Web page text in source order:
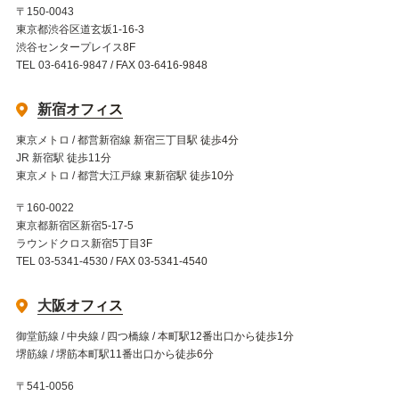
〒150-0043
東京都渋谷区道玄坂1-16-3
渋谷センタープレイス8F
TEL 03-6416-9847 / FAX 03-6416-9848
新宿オフィス
東京メトロ / 都営新宿線 新宿三丁目駅 徒歩4分
JR 新宿駅 徒歩11分
東京メトロ / 都営大江戸線 東新宿駅 徒歩10分
〒160-0022
東京都新宿区新宿5-17-5
ラウンドクロス新宿5丁目3F
TEL 03-5341-4530 / FAX 03-5341-4540
大阪オフィス
御堂筋線 / 中央線 / 四つ橋線 / 本町駅12番出口から徒歩1分
堺筋線 / 堺筋本町駅11番出口から徒歩6分
〒541-0056